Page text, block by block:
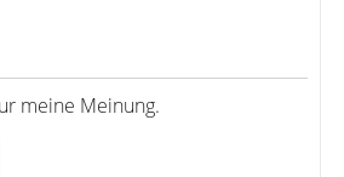
meine Meinung.